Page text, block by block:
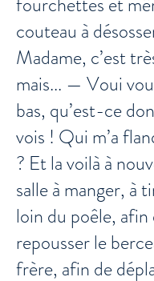
couteau à
Madame, c’est
mais... — Voui
bas, qu’est-ce
vois ! Qui m’a
? Et la voilà à
salle à manger, à
loin du poêle, afin
repousser le
frère, afin de